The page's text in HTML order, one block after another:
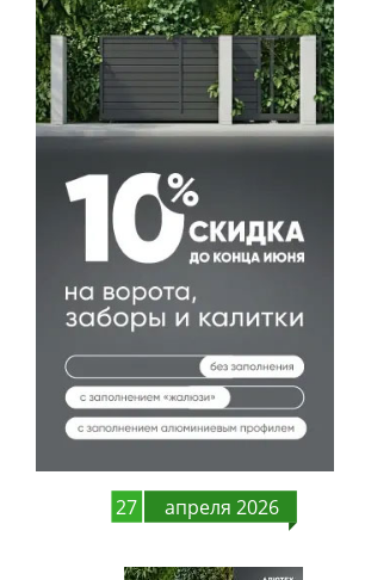
27 апреля 2026